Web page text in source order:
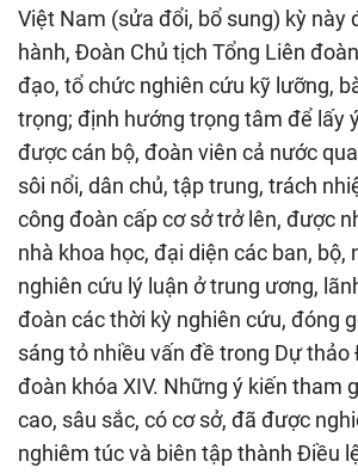
Việt Nam (sửa đổi, bổ sung) kỳ này
hành, Đoàn Chủ tịch Tổng Liên
đạo, tổ chức nghiên cứu kỹ lưỡng,
trọng; định hướng trọng tâm để lấy
được cán bộ, đoàn viên cả nước
sôi nổi, dân chủ, tập trung, trách
công đoàn cấp cơ sở trở lên, được
nhà khoa học, đại diện các ban, bộ,
nghiên cứu lý luận ở trung ương,
đoàn các thời kỳ nghiên cứu, đóng
sáng tỏ nhiều vấn đề trong Dự thảo
đoàn khóa XIV. Những ý kiến tham
cao, sâu sắc, có cơ sở, đã được
nghiêm túc và biên tập thành Điều